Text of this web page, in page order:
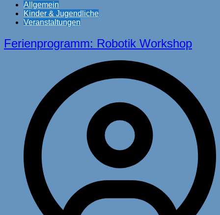
Allgemein
Kinder & Jugendliche
Veranstaltungen
Ferienprogramm: Robotik Workshop